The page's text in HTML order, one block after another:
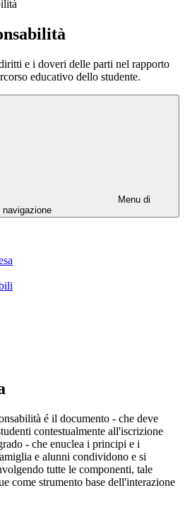
e i doveri delle parti nel rapporto
educativo dello studente.
Menu di
navigazione
é il documento - che deve
contestualmente all'iscrizione
- che enuclea i principi e i
e alunni condividono e si
tutte le componenti, tale
come strumento base dell'interazione